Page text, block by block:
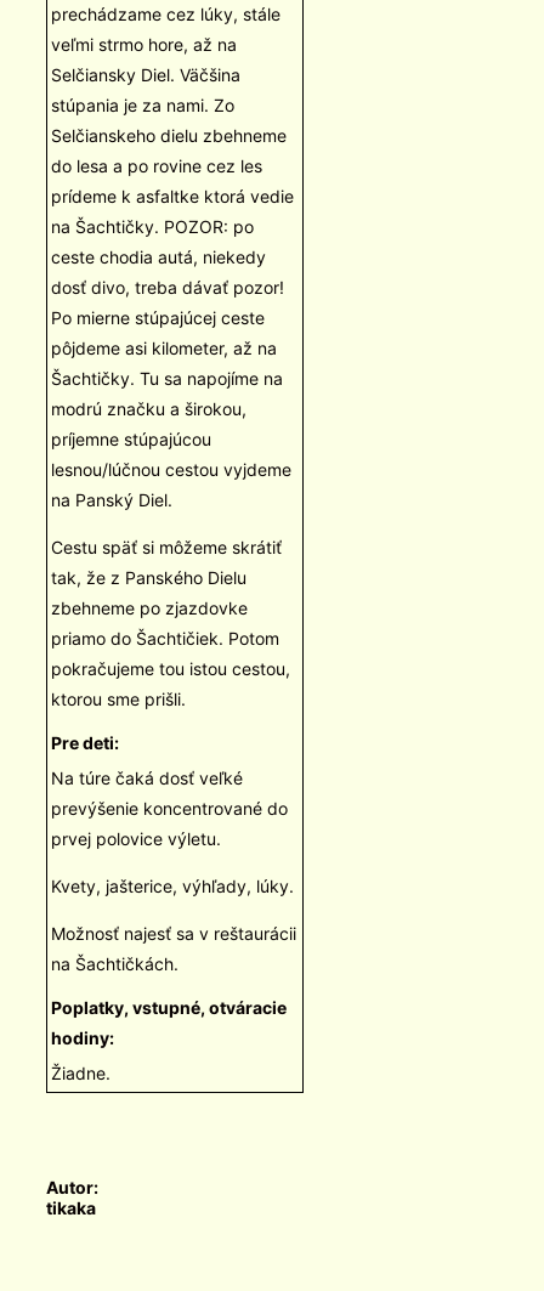
prechádzame cez lúky, stále
veľmi strmo hore, až na
Selčiansky Diel. Väčšina
stúpania je za nami. Zo
Selčianskeho dielu zbehneme
do lesa a po rovine cez les
prídeme k asfaltke ktorá vedie
na Šachtičky. POZOR: po
ceste chodia autá, niekedy
dosť divo, treba dávať pozor!
Po mierne stúpajúcej ceste
pôjdeme asi kilometer, až na
Šachtičky. Tu sa napojíme na
modrú značku a širokou,
príjemne stúpajúcou
lesnou/lúčnou cestou vyjdeme
na Panský Diel.
Cestu späť si môžeme skrátiť
tak, že z Panského Dielu
zbehneme po zjazdovke
priamo do Šachtičiek. Potom
pokračujeme tou istou cestou,
ktorou sme prišli.
Pre deti:
Na túre čaká dosť veľké
prevýšenie koncentrované do
prvej polovice výletu.
Kvety, jašterice, výhľady, lúky.
Možnosť najesť sa v reštaurácii
na Šachtičkách.
Poplatky, vstupné, otváracie
hodiny:
Žiadne.
Autor:
tikaka